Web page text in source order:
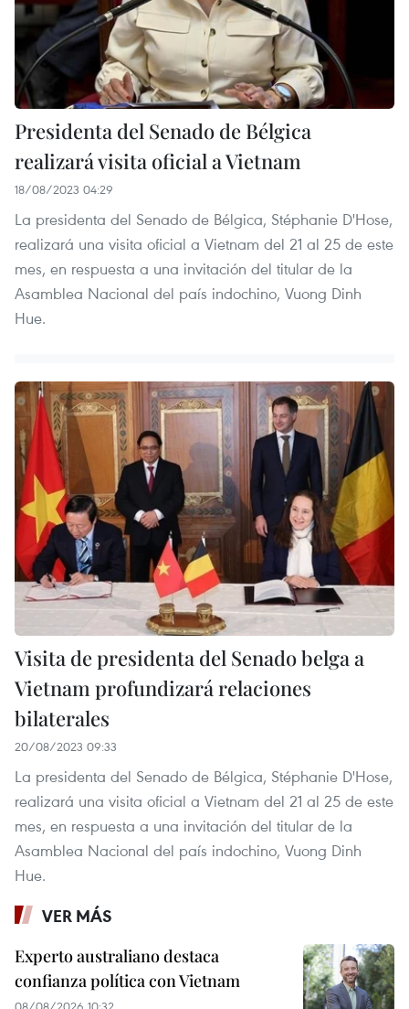
Presidenta del Senado de Bélgica
realizará visita oficial a Vietnam
18/08/2023 04:29
La presidenta del Senado de Bélgica, Stéphanie D'Hose,
realizará una visita oficial a Vietnam del 21 al 25 de este
mes, en respuesta a una invitación del titular de la
Asamblea Nacional del país indochino, Vuong Dinh
Hue.
Visita de presidenta del Senado belga a
Vietnam profundizará relaciones
bilaterales
20/08/2023 09:33
La presidenta del Senado de Bélgica, Stéphanie D'Hose,
realizará una visita oficial a Vietnam del 21 al 25 de este
mes, en respuesta a una invitación del titular de la
Asamblea Nacional del país indochino, Vuong Dinh
Hue.
VER MÁS
Experto australiano destaca
confianza política con Vietnam